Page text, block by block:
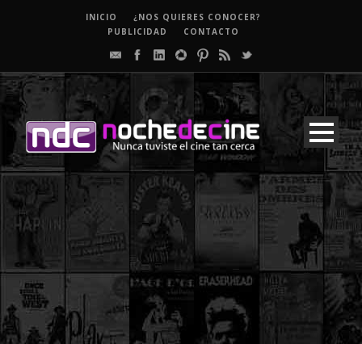
INICIO
¿NOS QUIERES CONOCER?
PUBLICIDAD
CONTACTO